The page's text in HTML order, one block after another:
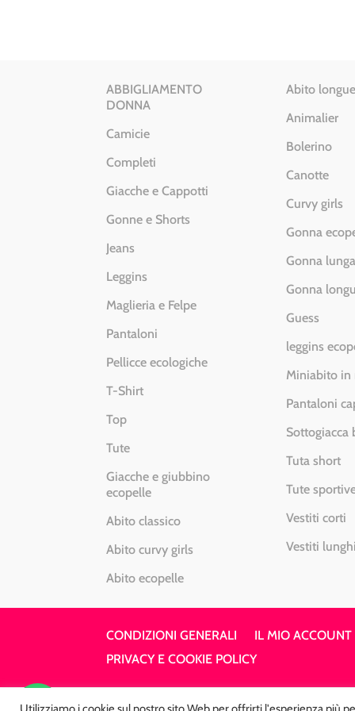
ABBIGLIAMENTO
DONNA
Camicie
Completi
Giacche e Cappotti
Gonne e Shorts
Jeans
Leggins
Maglieria e Felpe
Pantaloni
Pellicce ecologiche
T-Shirt
Top
Tute
Giacche e giubbino
ecopelle
Abito classico
Abito curvy girls
Abito ecopelle
Abito
Animalier
Bolerino
Canotte
Curvy girls
Gonna
Gonna lunga
Gonna
Guess
leggins
Miniabito in
Pantaloni
Sottogiacca
Tuta short
Tute
Vestiti corti
Vestiti lunghi
CONDIZIONI GENERALI IL MIO ACCOUNT
PRIVACY E COOKIE POLICY